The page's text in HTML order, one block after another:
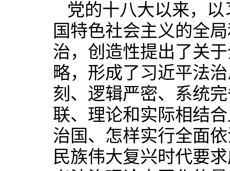
党的十八大以来，
国特色社会主义的全
治，创造性提出了关
略，形成了习近平法
刻、逻辑严密、系统
联、理论和实际相结
治国、怎样实行全面
民族伟大复兴时代要